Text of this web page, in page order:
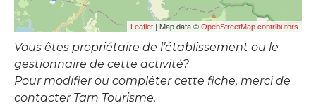
Leaflet | Map data © OpenStreetMap contributors
Vous êtes propriétaire de l’établissement ou le
gestionnaire de cette activité?
Pour modifier ou compléter cette fiche, merci de
contacter Tarn Tourisme.